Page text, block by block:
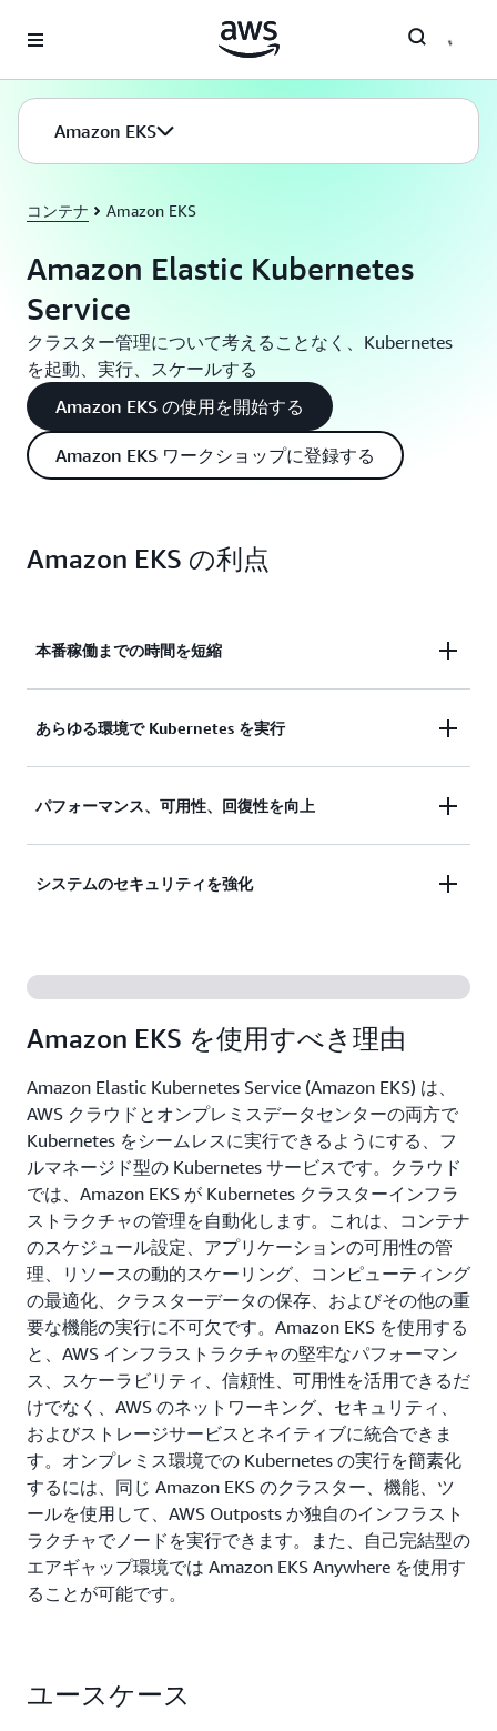
Amazon EKS
コンテナ Amazon EKS
Amazon Elastic Kubernetes
Service
クラスター管理について考えることなく、Kubernetes
を起動、実行、スケールする
Amazon EKS の使用を開始する
Amazon EKS ワークショップに登録する
Amazon EKS の利点
本番稼働までの時間を短縮
わずか 1 回のクリックでクラスターインフラス
あらゆる環境で Kubernetes を実行
クラウド、オンプレミス、エッジロケーション
パフォーマンス、可用性、回復性を向上
インフラストラクチャを自動的にプロビジョニ
システムのセキュリティを強化
サービスとのネイティブ統合の活用により、セ
Amazon EKS を使用すべき理由
Amazon Elastic Kubernetes Service (Amazon EKS) は、
AWS クラウドとオンプレミスデータセンターの両方で
Kubernetes をシームレスに実行できるようにする、フ
ルマネージド型の Kubernetes サービスです。クラウド
では、Amazon EKS が Kubernetes クラスターインフラ
ストラクチャの管理を自動化します。これは、コンテナ
のスケジュール設定、アプリケーションの可用性の管
理、リソースの動的スケーリング、コンピューティング
の最適化、クラスターデータの保存、およびその他の重
要な機能の実行に不可欠です。Amazon EKS を使用する
と、AWS インフラストラクチャの堅牢なパフォーマン
ス、スケーラビリティ、信頼性、可用性を活用できるだ
けでなく、AWS のネットワーキング、セキュリティ、
およびストレージサービスとネイティブに統合できま
す。オンプレミス環境での Kubernetes の実行を簡素化
するには、同じ Amazon EKS のクラスター、機能、ツ
ールを使用して、AWS Outposts か独自のインフラスト
ラクチャでノードを実行できます。また、自己完結型の
エアギャップ環境では Amazon EKS Anywhere を使用す
ることが可能です。
ユースケース